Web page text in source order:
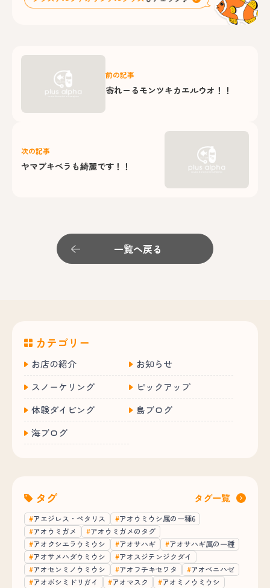
前の記事
寄れーるモンツキカエルウオ！！
次の記事
ヤマブキベラも綺麗です！！
一覧へ戻る
カテゴリー
お店の紹介
お知らせ
スノーケリング
ピックアップ
体験ダイビング
島ブログ
海ブログ
タグ タグ一覧
アエジレス・ペタリス
アオウミウシ属の一種6
アオウミガメ
アオウミガメのタグ
アオクシエラウミウシ
アオサハギ
アオサハギ属の一種
アオサメハダウミウシ
アオスジテンジクダイ
アオセンミノウミウシ
アオフチキセワタ
アオベニハゼ
アオボシミドリガイ
アオマスク
アオミノウミウシ